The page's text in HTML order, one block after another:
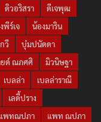
ดิวอริสรา
ดีเจพุฒ
พีร์เจ
น้องมาริน
วี
บุ๋มปนัดดา
ด์ ณภศศิ
มิวนิษฐา
เบลล่า
เบลล่าราณี
เลดี้ปราง
พทณปภา
แพท ณปภา